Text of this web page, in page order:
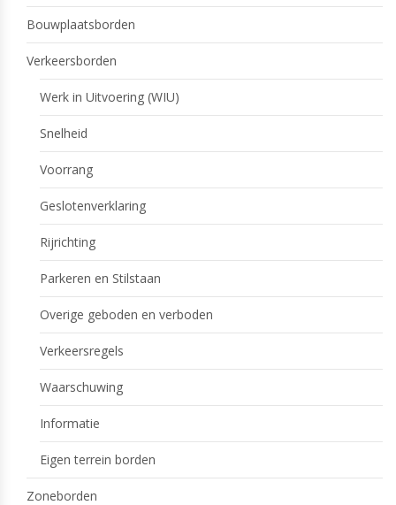
Bouwplaatsborden
Verkeersborden
Werk in Uitvoering (WIU)
Snelheid
Voorrang
Geslotenverklaring
Rijrichting
Parkeren en Stilstaan
Overige geboden en verboden
Verkeersregels
Waarschuwing
Informatie
Eigen terrein borden
Zoneborden